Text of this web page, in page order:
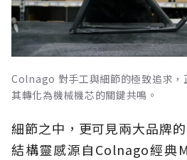
Colnago 對手工與細節的極致追求，
其轉化為機械機芯的關鍵共鳴。
細節之中，更可見兩大品牌
結構靈感源自Colnago經典